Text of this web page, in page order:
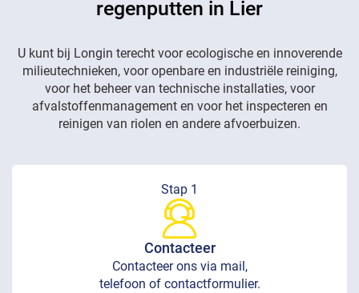
regenputten in Lier
U kunt bij Longin terecht voor ecologische en innoverende
milieutechnieken, voor openbare en industriële reiniging,
voor het beheer van technische installaties, voor
afvalstoffenmanagement en voor het inspecteren en
reinigen van riolen en andere afvoerbuizen.
Stap 1
Contacteer
Contacteer ons via mail,
telefoon of contactformulier.